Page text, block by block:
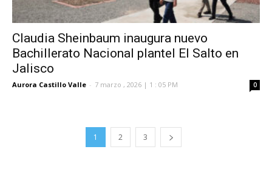
Claudia Sheinbaum inaugura nuevo
Bachillerato Nacional plantel El Salto en
Jalisco
Aurora Castillo Valle - 7 marzo , 2026 | 1 : 05 PM 0
1 2 3